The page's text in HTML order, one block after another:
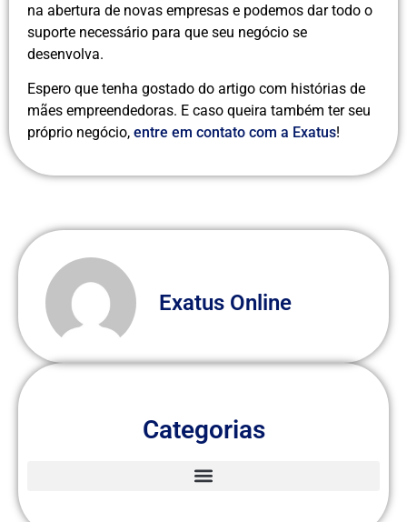
na abertura de novas empresas e podemos dar todo o
suporte necessário para que seu negócio se
desenvolva.
Espero que tenha gostado do artigo com histórias de
mães empreendedoras. E caso queira também ter seu
próprio negócio, entre em contato com a Exatus!
Exatus Online
Categorias